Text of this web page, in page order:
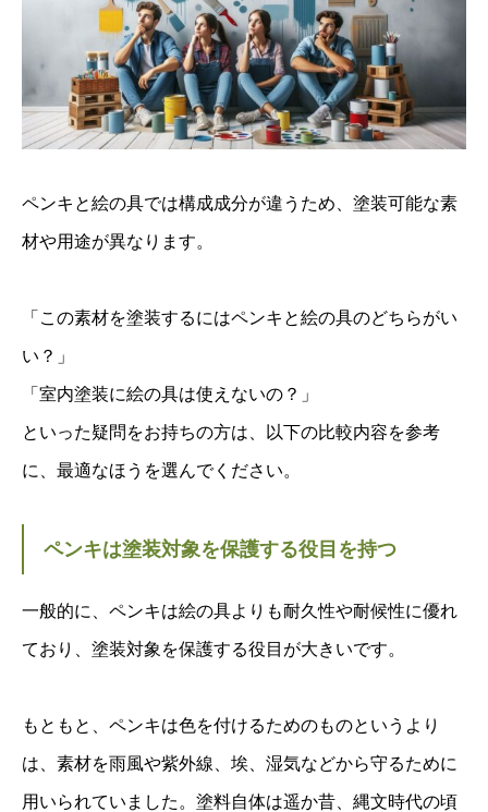
ペンキと絵の具では構成成分が違うため、塗装可能な素
材や用途が異なります。
「この素材を塗装するにはペンキと絵の具のどちらがい
い？」
「室内塗装に絵の具は使えないの？」
といった疑問をお持ちの方は、以下の比較内容を参考
に、最適なほうを選んでください。
ペンキは塗装対象を保護する役目を持つ
一般的に、ペンキは絵の具よりも耐久性や耐候性に優れ
ており、塗装対象を保護する役目が大きいです。
もともと、ペンキは色を付けるためのものというより
は、素材を雨風や紫外線、埃、湿気などから守るために
用いられていました。塗料自体は遥か昔、縄文時代の頃